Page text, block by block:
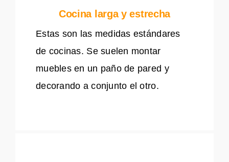
Cocina larga y estrecha
Estas son las medidas estándares
de cocinas. Se suelen montar
muebles en un paño de pared y
decorando a conjunto el otro.